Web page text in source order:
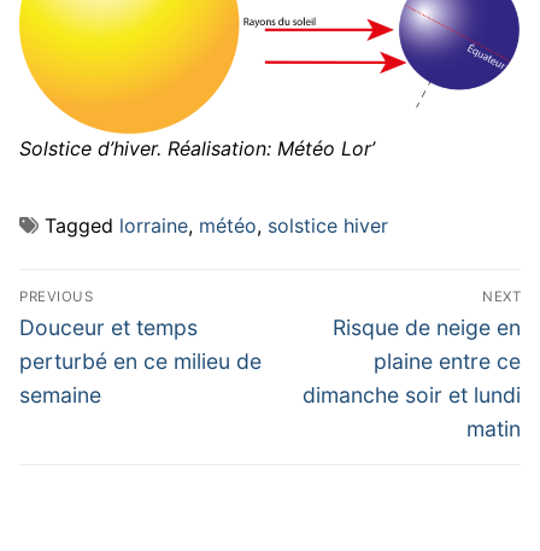
Solstice d’hiver. Réalisation: Météo Lor’
Tagged lorraine, météo, solstice hiver
Navigation
de
l’article
PREVIOUS
Previous
post:
Douceur et temps
perturbé en ce milieu de
semaine
NEXT
Next
post:
Risque de neige en
plaine entre ce
dimanche soir et lundi
matin